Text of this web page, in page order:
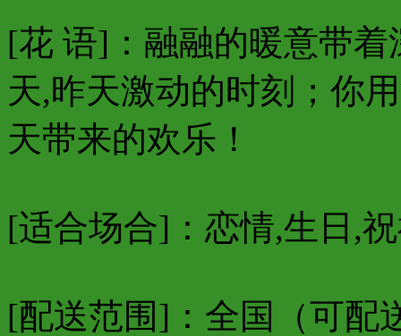
[花 语]：融融的暖意带
天,昨天激动的时刻；你
天带来的欢乐！
[适合场合]：恋情,生日,
[配送范围]： 全国（可配